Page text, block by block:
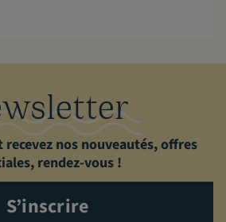
recevez nos nouveautés, offres
rendez-vous !
S’inscrire